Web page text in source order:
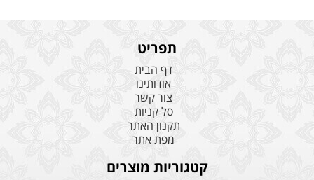
תפריט
דף הבית
אודותינו
צור קשר
סל קניות
תקנון האתר
מפת אתר
קטגוריות מוצרים